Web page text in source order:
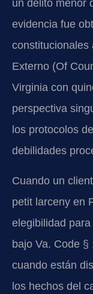
un delito menor
evidencia fue
constitucionales
Externo (Of
Virginia con
perspectiva
los protocolos
debilidades
Cuando un
petit larceny en
elegibilidad
bajo Va. Code
cuando están
los hechos del